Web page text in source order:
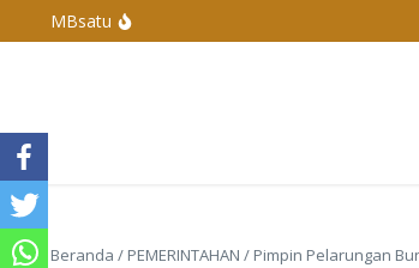
Lewati ke konten
MBsatu
Polres Bangka Barat
Penyelenggaraan Pengurus
Kapolda Kepulauan Bangka
Beranda / PEMERINTAHAN / Pimpin Pelarungan